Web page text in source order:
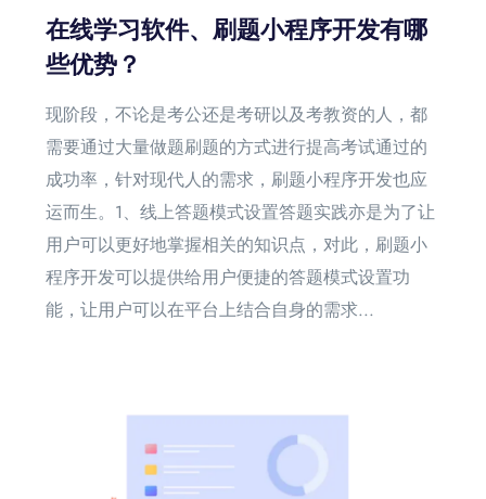
在线学习软件、刷题小程序开发有哪
些优势？
现阶段，不论是考公还是考研以及考教资的人，都
需要通过大量做题刷题的方式进行提高考试通过的
成功率，针对现代人的需求，刷题小程序开发也应
运而生。1、线上答题模式设置答题实践亦是为了让
用户可以更好地掌握相关的知识点，对此，刷题小
程序开发可以提供给用户便捷的答题模式设置功
能，让用户可以在平台上结合自身的需求...